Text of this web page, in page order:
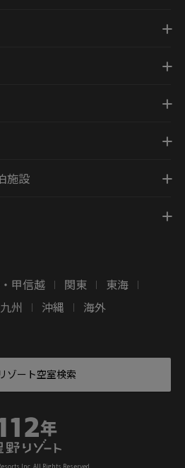
施設
甲信越 | 関東 | 東海 |
九州 | 沖縄 | 海外
ゾート空室検索
Inc. All Rights Reserved.